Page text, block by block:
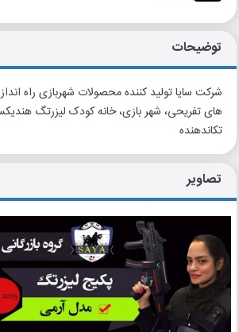
توضیحات
شرکت سایا تولید کننده محصولات شهربازی راه
های تفریحی، شهر بازی، خانه کودک لیزرتگ
تکاندهنده
تصاویر